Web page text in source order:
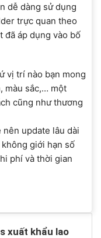
dễ dàng sử dụng
trực quan theo
đã áp dụng vào bố
vị trí nào bạn mong
màu sắc,… một
cũng như thương
update lâu dài
giới hạn số
phí và thời gian
xuất khẩu lao